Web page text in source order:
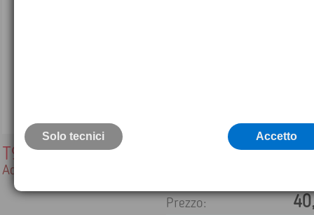
T911706ACC
Adattatore Auto 12VDC
Prezzo:
Solo tecnici Accetto